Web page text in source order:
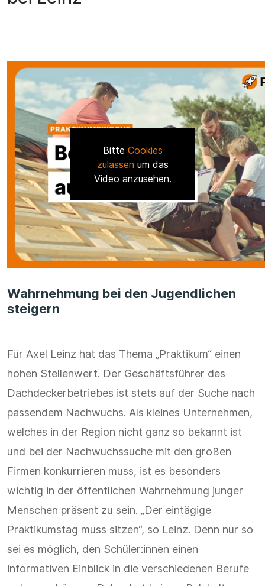
Bitte Cookies
zulassen um das
Video anzusehen.
Wahrnehmung bei den Jugendlichen
steigern
Für Axel Leinz hat das Thema „Praktikum“ einen
hohen Stellenwert. Der Geschäftsführer des
Dachdeckerbetriebes ist stets auf der Suche nach
passendem Nachwuchs. Als kleines Unternehmen,
welches in der Region nicht ganz so bekannt ist
und bei der Nachwuchssuche mit den großen
Firmen konkurrieren muss, ist es besonders
wichtig in der öffentlichen Wahrnehmung junger
Menschen präsent zu sein. „Der eintägige
Praktikumstag muss sitzen“, so Leinz. Denn nur so
sei es möglich, den Schüler:innen einen
informativen Einblick in die verschiedenen Berufe